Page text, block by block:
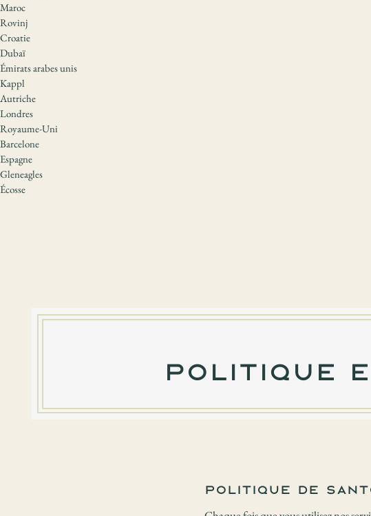
Maroc
Rovinj
Croatie
Dubaï
Émirats arabes unis
Kappl
Autriche
Londres
Royaume-Uni
Barcelone
Espagne
Gleneagles
Écosse
Politique
Politique de